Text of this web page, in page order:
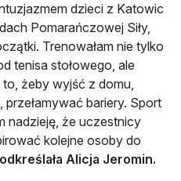
dzieci z Katowic
Pomarańczowej Siły,
Trenowałam nie tylko
tenisa stołowego, ale
to, żeby wyjść z domu,
bariery. Sport
nadzieję, że uczestnicy
kolejne osoby do
Alicja Jeromin.